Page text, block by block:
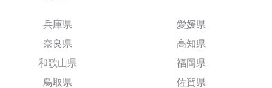
兵庫県
奈良県
和歌山県
鳥取県
愛媛県
高知県
福岡県
佐賀県